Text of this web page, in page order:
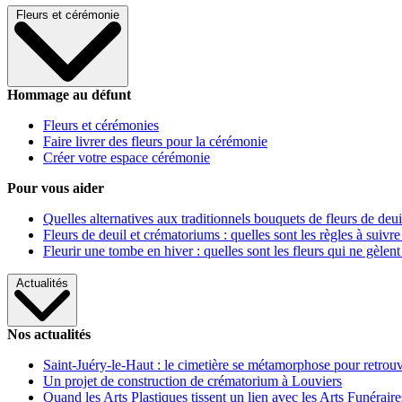
Fleurs et cérémonie
Hommage au défunt
Fleurs et cérémonies
Faire livrer des fleurs pour la cérémonie
Créer votre espace cérémonie
Pour vous aider
Quelles alternatives aux traditionnels bouquets de fleurs de
Fleurs de deuil et crématoriums : quelles sont les règles à
Fleurir une tombe en hiver : quelles sont les fleurs qui ne gèlent
Actualités
Nos actualités
Saint-Juéry-le-Haut : le cimetière se métamorphose pour
Un projet de construction de crématorium à Louviers
Quand les Arts Plastiques tissent un lien avec les Arts